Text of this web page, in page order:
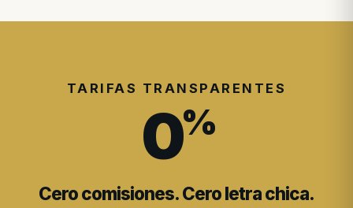
TARIFAS TRANSPARENTES
0%
Cero comisiones. Cero letra chica.